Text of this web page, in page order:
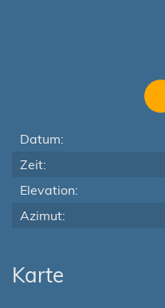
Datum:
Zeit:
Elevation:
Azimut:
Karte